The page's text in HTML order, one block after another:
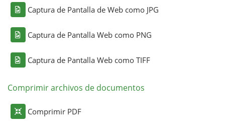
Captura de Pantalla de Web como JPG
Captura de Pantalla Web como PNG
Captura de Pantalla Web como TIFF
Comprimir archivos de documentos
Comprimir PDF